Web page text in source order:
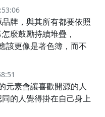
牌，與其所有都要依照
麼鼓勵持續堆疊，
更像是著色簿，而不
元素會讓喜歡開源的人
的人覺得掛在自己身上